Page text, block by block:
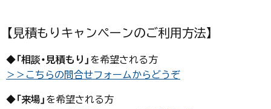
【見積もりキャンペーンのご利用方法】
◆「相談・見積もり」を希望される方
＞＞こちらの問合せフォームからどうぞ
◆「来場」を希望される方